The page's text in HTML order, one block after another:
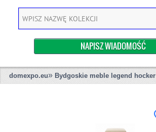
NAPISZ WIADOMOŚĆ
domexpo.eu» Bydgoskie meble legend hocker